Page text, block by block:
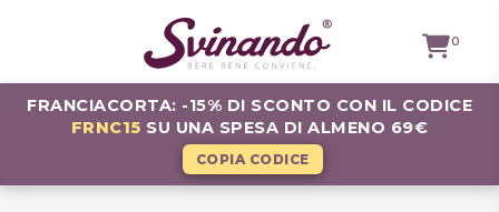
0
TUTTI I
FRANCIACORTA: -15% DI SCONTO CON IL CODICE
FRNC15 SU UNA SPESA DI ALMENO 69€
COPIA CODICE